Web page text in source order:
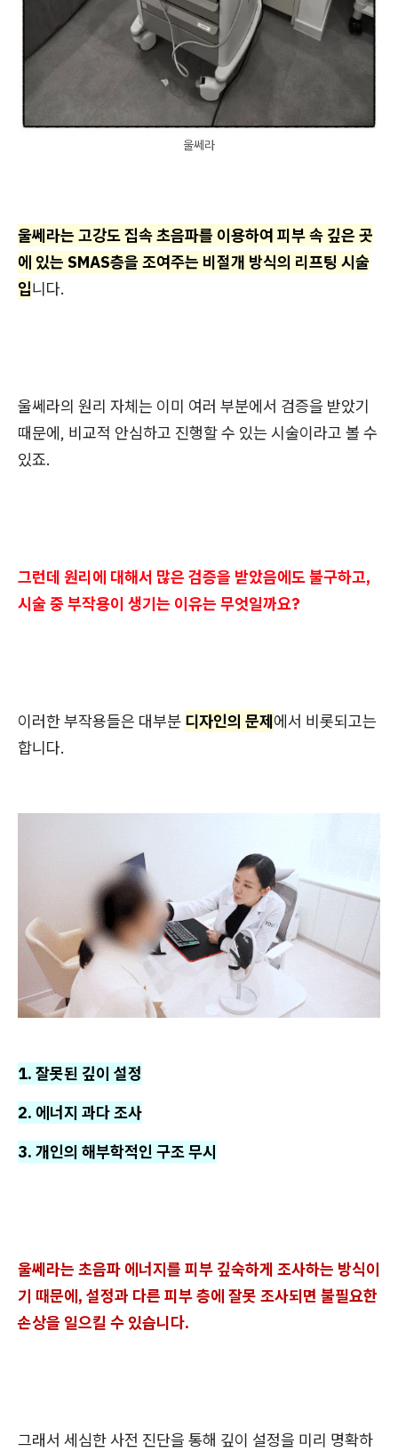
울쎄라
울쎄라는 고강도 집속 초음파를 이용하여 피부 속 깊은 곳
에 있는 SMAS층을 조여주는 비절개 방식의 리프팅 시술
입니다.
울쎄라의 원리 자체는 이미 여러 부분에서 검증을 받았기
때문에, 비교적 안심하고 진행할 수 있는 시술이라고 볼 수
있죠.
그런데 원리에 대해서 많은 검증을 받았음에도 불구하고,
시술 중 부작용이 생기는 이유는 무엇일까요?
이러한 부작용들은 대부분 디자인의 문제에서 비롯되고는
합니다.
1. 잘못된 깊이 설정
2. 에너지 과다 조사
3. 개인의 해부학적인 구조 무시
울쎄라는 초음파 에너지를 피부 깊숙하게 조사하는 방식이
기 때문에, 설정과 다른 피부 층에 잘못 조사되면 불필요한
손상을 일으킬 수 있습니다.
그래서 세심한 사전 진단을 통해 깊이 설정을 미리 명확하